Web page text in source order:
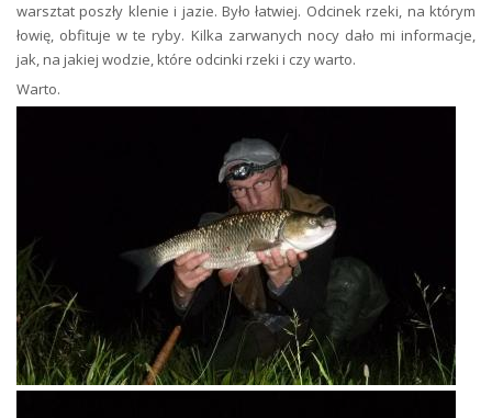
warsztat poszły klenie i jazie. Było łatwiej. Odcinek rzeki, na którym
łowię, obfituje w te ryby. Kilka zarwanych nocy dało mi informacje,
jak, na jakiej wodzie, które odcinki rzeki i czy warto.
Warto.